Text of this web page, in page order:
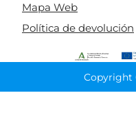
Mapa Web
Política de devolución
Copyright